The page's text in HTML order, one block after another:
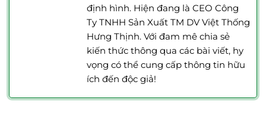
định hình. Hiện đang là CEO Công
Ty TNHH Sản Xuất TM DV Việt Thống
Hưng Thịnh. Với đam mê chia sẻ
kiến thức thông qua các bài viết, hy
vọng có thể cung cấp thông tin hữu
ích đến độc giả!